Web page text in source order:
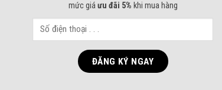
mức giáưu đãi 5% khi mua hàng